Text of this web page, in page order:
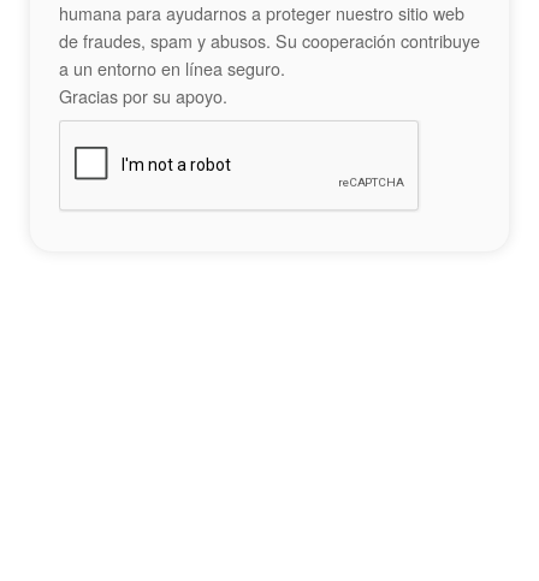
humana para ayudarnos a proteger nuestro sitio web
de fraudes, spam y abusos. Su cooperación contribuye
a un entorno en línea seguro.
Gracias por su apoyo.